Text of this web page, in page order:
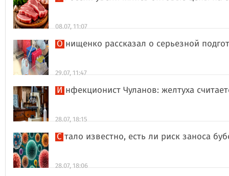
08.07, 11:07
Онищенко рассказал о серьезной
29.07, 11:47
Инфекционист Чуланов: желтуха
28.07, 18:15
Стало известно, есть ли риск заноса
28.07, 18:06